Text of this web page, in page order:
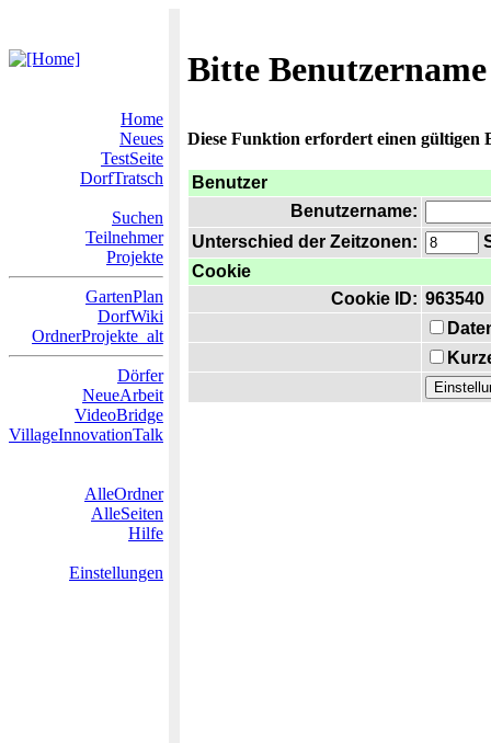
Bitte
Home
Neues
TestSeite
DorfTratsch
Suchen
Teilnehmer
Projekte
GartenPlan
DorfWiki
OrdnerProjekte_alt
Dörfer
NeueArbeit
VideoBridge
VillageInnovationTalk
AlleOrdner
AlleSeiten
Hilfe
Einstellungen
Diese Funktion erfordert einen gültigen
Benutzer
Benutzername:
Unterschied der Zeitzonen:
Cookie
Cookie ID: 963540